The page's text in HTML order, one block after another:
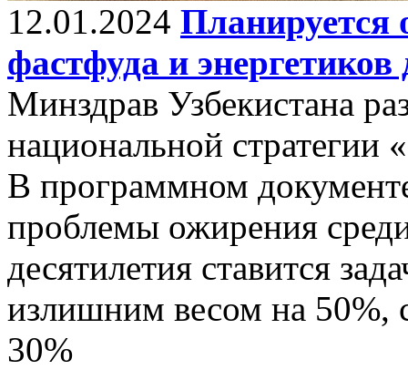
12.01.2024 Планируется
фастфуда и энергетиков
Минздрав Узбекистана
национальной стратегии
В программном
проблемы ожирения
десятилетия ставится
излишним весом на 50%,
30%